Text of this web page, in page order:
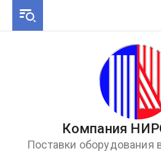
Компания
Поставки оборудования